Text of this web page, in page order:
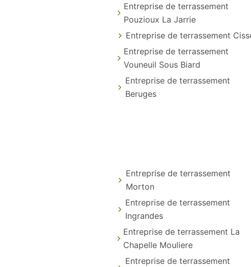
Entreprise de terrassement
Pouzioux La Jarrie
Entreprise de terrassement
Entreprise de terrassement
Vouneuil Sous Biard
Entreprise de terrassement
Beruges
Entreprise de terrassement
Morton
Entreprise de terrassement
Ingrandes
Entreprise de terrassement La
Chapelle Mouliere
Entreprise de terrassement